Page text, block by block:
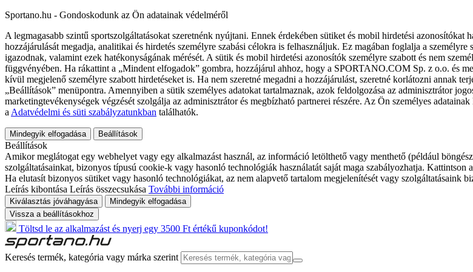
Sportano.hu - Gondoskodunk az Ön adatainak védelméről
A legmagasabb szintű sportszolgáltatásokat szeretnénk nyújtani. Ennek érdekében sütiket és mobil hirdetési
hozzájárulását megadja, analitikai és hirdetés személyre szabási célokra is felhasználjuk. Ez magában foglalja a
igazodnak, valamint ezek hatékonyságának mérését. A sütik és mobil hirdetési azonosítók személyre szabott és nem
függvényében. Ha rákattint a „Mindent elfogadok” gombra, hozzájárul ahhoz, hogy a SPORTANO.COM Sp. z o.o. és
kívül megjelenő személyre szabott hirdetéseket is. Ha nem szeretné megadni a hozzájárulást, szeretné korlátozni annak
„Beállítások” menüpontra. Amennyiben a sütik személyes adatokat tartalmaznak, azok feldolgozása az adminisztrátor
marketingtevékenységek végzését szolgálja az adminisztrátor és megbízható partnerei részére. Az Ön személyes
a Adatvédelmi és süti szabályzatunkban találhatók.
Mindegyik elfogadása Beállítások
Beállítások
Amikor meglátogat egy webhelyet vagy egy alkalmazást használ, az információ letölthető vagy menthető (például
szolgáltatásainkat, bizonyos típusú cookie-k vagy hasonló technológiák használatát saját maga szabályozhatja.
Ha elutasít bizonyos sütiket vagy hasonló technológiákat, az nem alapvető tartalom megjelenítését vagy szolgáltatásaink
Leírás kibontása Leírás összecsukása További információ
Kiválasztás jóváhagyása
Mindegyik elfogadása
Vissza a beállításokhoz
Töltsd le az alkalmazást és nyerj egy 3500 Ft értékű kuponkódot!
Keresés termék, kategória vagy márka szerint